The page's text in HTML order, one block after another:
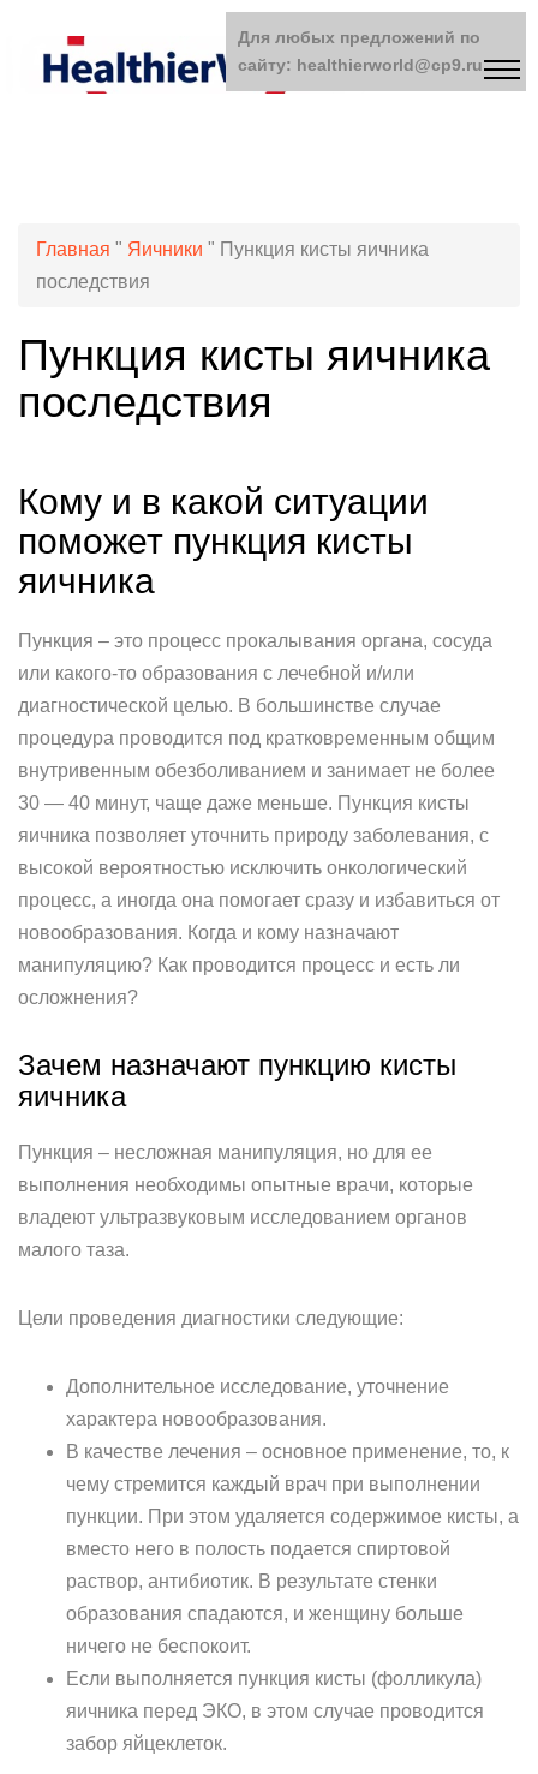
Главная " Яичники " Пункция кисты яичника
последствия
Пункция кисты яичника
последствия
Кому и в какой ситуации
поможет пункция кисты
яичника
Пункция – это процесс прокалывания органа, сосуда
или какого-то образования с лечебной и/или
диагностической целью. В большинстве случае
процедура проводится под кратковременным общим
внутривенным обезболиванием и занимает не более
30 — 40 минут, чаще даже меньше. Пункция кисты
яичника позволяет уточнить природу заболевания, с
высокой вероятностью исключить онкологический
процесс, а иногда она помогает сразу и избавиться от
новообразования. Когда и кому назначают
манипуляцию? Как проводится процесс и есть ли
осложнения?
Зачем назначают пункцию кисты
яичника
Пункция – несложная манипуляция, но для ее
выполнения необходимы опытные врачи, которые
владеют ультразвуковым исследованием органов
малого таза.
Цели проведения диагностики следующие:
Дополнительное исследование, уточнение
характера новообразования.
В качестве лечения – основное применение, то, к
чему стремится каждый врач при выполнении
пункции. При этом удаляется содержимое кисты, а
вместо него в полость подается спиртовой
раствор, антибиотик. В результате стенки
образования спадаются, и женщину больше
ничего не беспокоит.
Если выполняется пункция кисты (фолликула)
яичника перед ЭКО, в этом случае проводится
забор яйцеклеток.
Для любых предложений по
сайту: healthierworld@cp9.ru